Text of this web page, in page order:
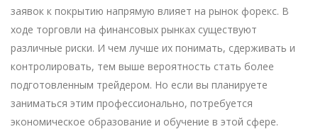
заявок к покрытию напрямую влияет на рынок форекс. В
ходе торговли на финансовых рынках существуют
различные риски. И чем лучше их понимать, сдерживать и
контролировать, тем выше вероятность стать более
подготовленным трейдером. Но если вы планируете
заниматься этим профессионально, потребуется
экономическое образование и обучение в этой сфере.